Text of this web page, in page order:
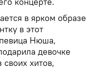
в ярком образе
в этот
Нюша,
девочке
хитов,